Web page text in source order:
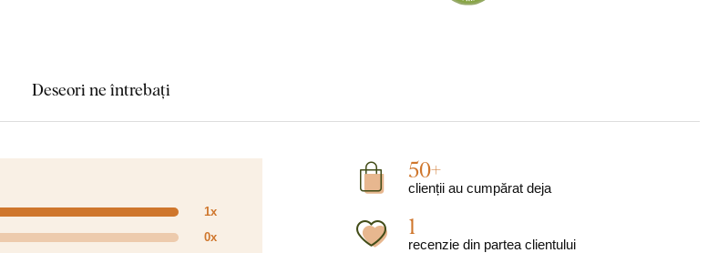
Deseori ne întrebați
0x
1x
50+
clienții au cumpărat deja
1
recenzie din partea clientului